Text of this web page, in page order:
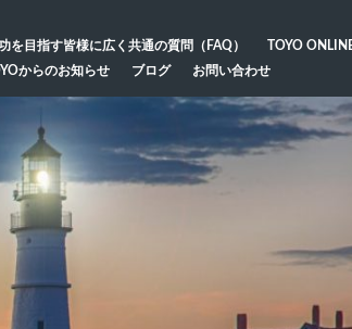
を目指す皆様に広く共通の質問（FAQ）
TOYO
からのお知らせ ブログ お問い合わせ